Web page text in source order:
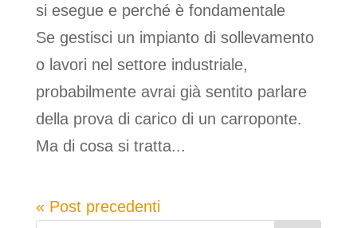
si esegue e perché è fondamentale
Se gestisci un impianto di sollevamento
o lavori nel settore industriale,
probabilmente avrai già sentito parlare
della prova di carico di un carroponte.
Ma di cosa si tratta...
« Post precedenti